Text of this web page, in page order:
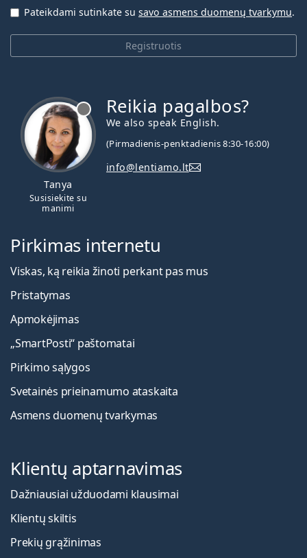
Registruotis
Pateikdami sutinkate su savo asmens duomenų tvarkymu.
Tanya
Susisiekite su
manimi
Reikia pagalbos?
We also speak English.
(Pirmadienis-penktadienis 8:30-16:00)
info@lentiamo.lt
Pirkimas internetu
Viskas, ką reikia žinoti perkant pas mus
Pristatymas
Apmokėjimas
„SmartPosti“ paštomatai
Pirkimo sąlygos
Svetainės prieinamumo ataskaita
Asmens duomenų tvarkymas
Klientų aptarnavimas
Dažniausiai užduodami klausimai
Klientų skiltis
Prekių grąžinimas